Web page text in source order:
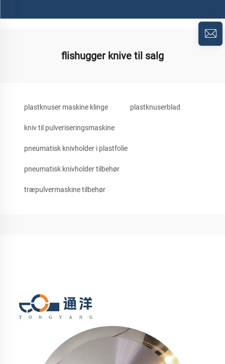
flishugger knive til salg
plastknuser maskine klinge plastknuserblad
kniv til pulveriseringsmaskine
pneumatisk knivholder i plastfolie
pneumatisk knivholder tilbehør
træpulvermaskine tilbehør